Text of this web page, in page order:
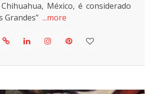
México, é considerado
Grandes” ...more